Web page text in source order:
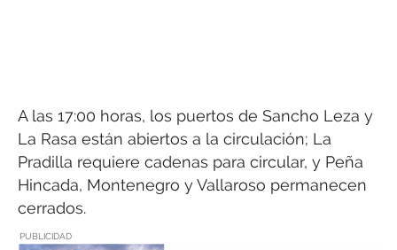
A las 17:00 horas, los puertos de Sancho Leza y
La Rasa están abiertos a la circulación; La
Pradilla requiere cadenas para circular, y Peña
Hincada, Montenegro y Vallaroso permanecen
cerrados.
PUBLICIDAD